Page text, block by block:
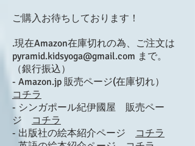
ご購入お待ちしております！
​.現在Amazon在庫切れの為、ご注文は
pyramid.kidsyoga@gmail.com まで。
（銀行振込）
- Amazon.jp 販売ページ(在庫切れ）
コチラ
​- シンガポール紀伊國屋 販売ペー
ジ コチラ
- 出版社の絵本紹介ページ コチラ